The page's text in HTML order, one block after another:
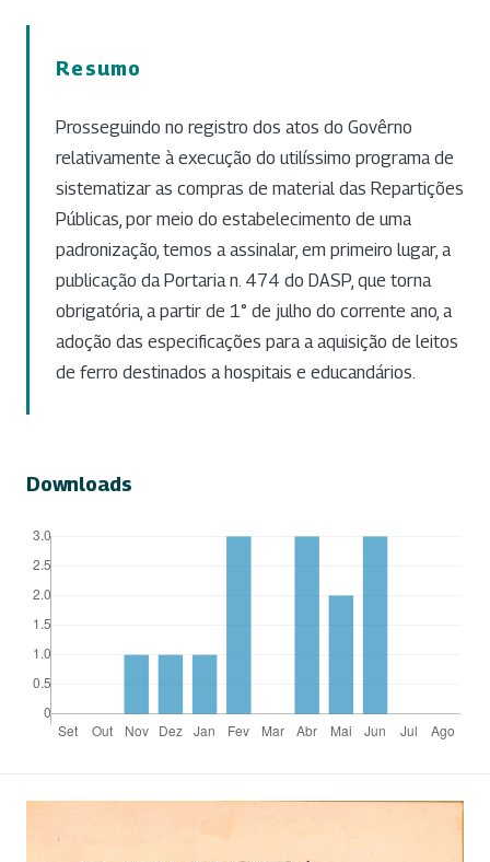
Resumo
Prosseguindo no registro dos atos do Govêrno
relativamente à execução do utilíssimo programa de
sistematizar as compras de material das Repartições
Públicas, por meio do estabelecimento de uma
padronização, temos a assinalar, em primeiro lugar, a
publicação da Portaria n. 474 do DASP, que torna
obrigatória, a partir de 1° de julho do corrente ano, a
adoção das especificações para a aquisição de leitos
de ferro destinados a hospitais e educandários.
Downloads